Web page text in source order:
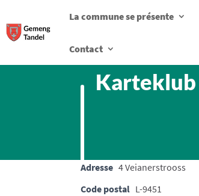
La commune se présente
Contact
Karteklub
Adresse 4 Veianerstrooss
Code postal L-9451